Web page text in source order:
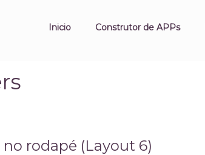
Inicio Construtor de APPs
rodapé (Layout 6)